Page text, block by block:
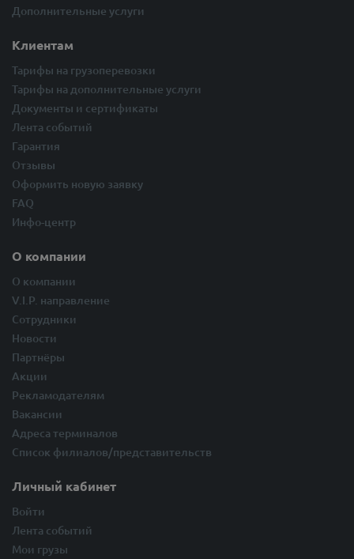
Дополнительные услуги
Клиентам
Тарифы на грузоперевозки
Тарифы на дополнительные услуги
Документы и сертификаты
Лента событий
Гарантия
Отзывы
Оформить новую заявку
FAQ
Инфо-центр
О компании
О компании
V.I.P. направление
Сотрудники
Новости
Партнёры
Акции
Рекламодателям
Вакансии
Адреса терминалов
Список филиалов/представительств
Личный кабинет
Войти
Лента событий
Мои грузы